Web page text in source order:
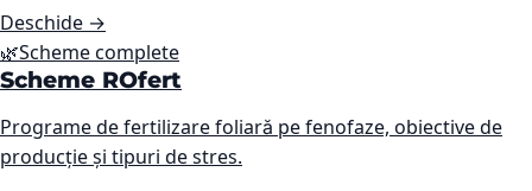
Deschide →
🌿Scheme complete
Scheme ROfert
Programe de fertilizare foliară pe fenofaze, obiective de
producție și tipuri de stres.